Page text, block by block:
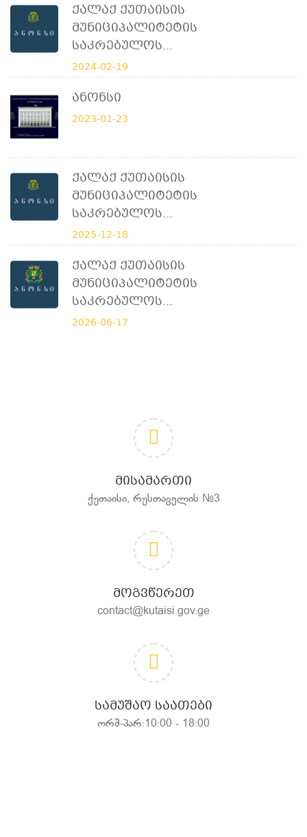
Ქალაქ Ქუთაისის
Მუნიციპალიტეტის
Საკრებულოს...
2024-02-19
Ანონსი
2023-01-23
Ქალაქ Ქუთაისის
Მუნიციპალიტეტის
Საკრებულოს...
2025-12-18
Ქალაქ Ქუთაისის
Მუნიციპალიტეტის
Საკრებულოს...
2026-06-17
ᲛᲘᲡᲐᲛᲐᲠᲗᲘ
ქუთაისი, რუსთაველის №3
ᲛᲝᲒᲕᲬᲔᲠᲔᲗ
contact@kutaisi.gov.ge
ᲡᲐᲛᲣᲨᲐᲝ ᲡᲐᲐᲗᲔᲑᲘ
ორშ-პარ:10:00 - 18:00